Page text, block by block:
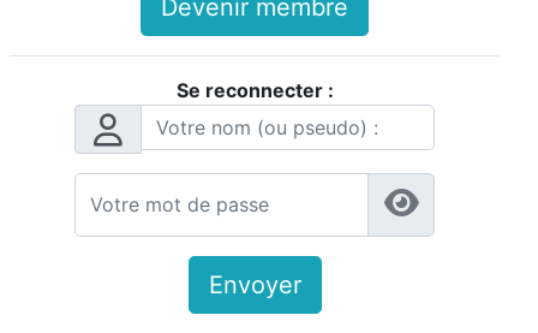
Devenir membre
Se reconnecter :
Envoyer